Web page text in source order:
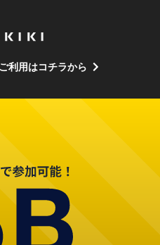
利用はコチラから